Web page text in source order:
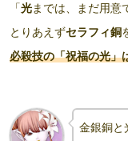
「光までは、まだ用意
とりあえずセラフィ銅
必殺技の「祝福の光」
金銀銅と